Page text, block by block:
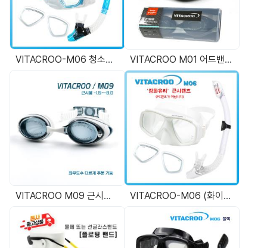
VITACROO-M06 청소년용 (코랄블루 클리어) 도수스노쿨링마스크 도수용다이빙마스크 좌우도수짝알 주문가능 익일도착 VITACROO M01 어드밴스 도수수경 -1.50~-8.00
VITACROO M09 근시용 도수수경 화이트 VITACROO-M06 (화이트) 도수스노쿨링마스크 도수용다이빙마스크 좌우도수짝알 주문가능 익일도착